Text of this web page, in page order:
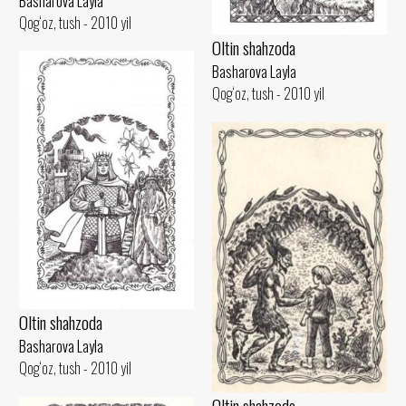
Qog‘oz, tush - 2010 yil
Oltin shahzoda
Basharova Layla
Qog‘oz, tush - 2010 yil
Oltin shahzoda
Basharova Layla
Qog‘oz, tush - 2010 yil